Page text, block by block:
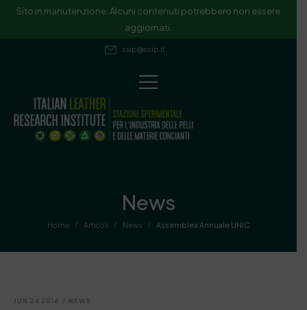
Sito in manutenzione. Alcuni contenuti potrebbero non essere
aggiornati.
ssip@ssip.it
News
Home / Articoli / News / Assemblea Annuale UNIC
JUN 24 2016 / NEWS